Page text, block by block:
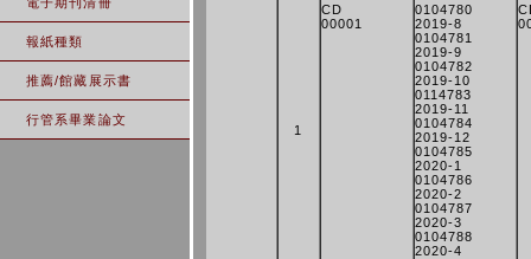
報紙種類
推薦/館藏展示書
行管系畢業論文
1
CD
00001
0104780
2019-8
0104781
2019-9
0104782
2019-10
0114783
2019-11
0104784
2019-12
0104785
2020-1
0104786
2020-2
0104787
2020-3
0104788
2020-4